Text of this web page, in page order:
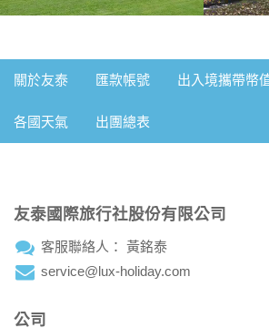
錯，讓整趟旅程更加分。 特別要稱讚
趟CP值非常高的旅行，留下了滿滿美
會，一定還會再參加友泰的團！
旅 充滿歡笑 充滿溫暖 充滿人跟人之間
都在想 這會不會是我爸二婚的兒子！喂
超級優質小蘇(蘇浤洧)
我們這一行20個人參加9/7土耳
的心出發，沒想到11天的旅程，歡笑聲
然每天拉車數百公里非常辛苦，但看到
生必遊，吃好住好...
我第一次參加友泰的團在11月27
天，友泰的北歐真的很讚，物超所值，
此次土耳其之旅令人感動，舒心
關於友泰